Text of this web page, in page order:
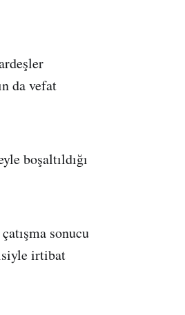
da vefat
boşaltıldığı
sonucu
irtibat